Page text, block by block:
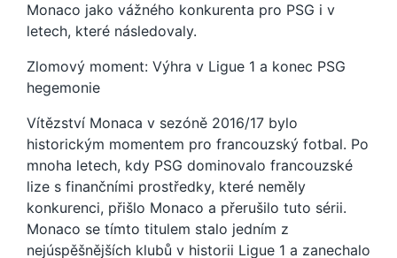
Monaco jako vážného konkurenta pro PSG i v
letech, které následovaly.
Zlomový moment: Výhra v Ligue 1 a konec PSG
hegemonie
Vítězství Monaca v sezóně 2016/17 bylo
historickým momentem pro francouzský fotbal. Po
mnoha letech, kdy PSG dominovalo francouzské
lize s finančními prostředky, které neměly
konkurenci, přišlo Monaco a přerušilo tuto sérii.
Monaco se tímto titulem stalo jedním z
nejúspěšnějších klubů v historii Ligue 1 a zanechalo